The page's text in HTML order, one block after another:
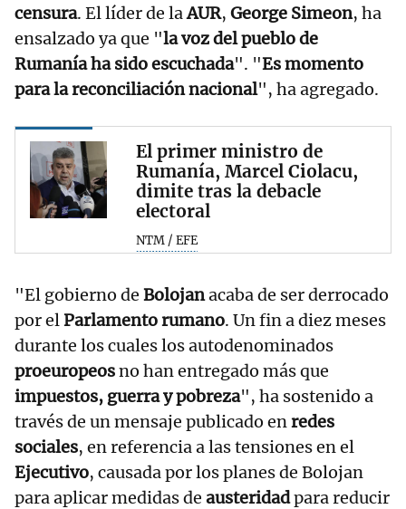
censura. El líder de laAUR, George Simeon, ha
ensalzado ya que "la voz del pueblo de
Rumanía ha sido escuchada". "Es momento
para la reconciliación nacional", ha agregado.
El primer ministro de
Rumanía, Marcel Ciolacu,
dimite tras la debacle
electoral
NTM / EFE
"El gobierno de Bolojanacaba de ser derrocado
por elParlamento rumano. Un fin a diez meses
durante los cuales los autodenominados
proeuropeosno han entregado más que
impuestos, guerra y pobreza", ha sostenido a
través de un mensaje publicado enredes
sociales, en referencia a las tensiones en el
Ejecutivo, causada por los planes de Bolojan
para aplicar medidas de austeridadpara reducir